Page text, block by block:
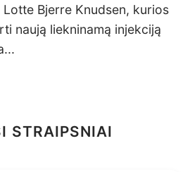
Bjerre Knudsen, kurios
naują liekninamą injekciją
STRAIPSNIAI